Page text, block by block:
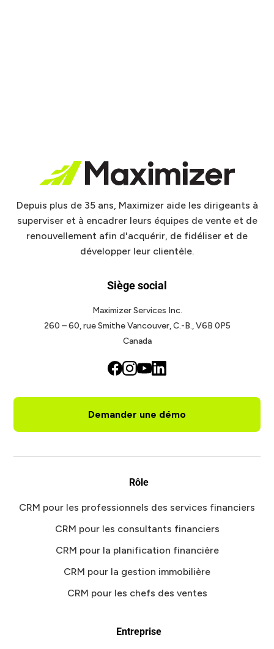
Depuis plus de 35 ans, Maximizer aide les dirigeants à
superviser et à encadrer leurs équipes de vente et de
renouvellement afin d'acquérir, de fidéliser et de
développer leur clientèle.
Siège social
Maximizer Services Inc.
260 – 60, rue SmitheVancouver, C.-B., V6B 0P5
Canada
Demander une démo
Rôle
CRM pour les professionnels des services financiers
CRM pour les consultants financiers
CRM pour la planification financière
CRM pour la gestion immobilière
CRM pour les chefs des ventes
Entreprise